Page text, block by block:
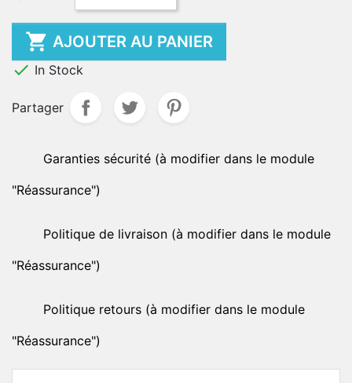
 AJOUTER AU PANIER
 In Stock
Partager
Garanties sécurité (à modifier dans le module
"Réassurance")
Politique de livraison (à modifier dans le module
"Réassurance")
Politique retours (à modifier dans le module
"Réassurance")